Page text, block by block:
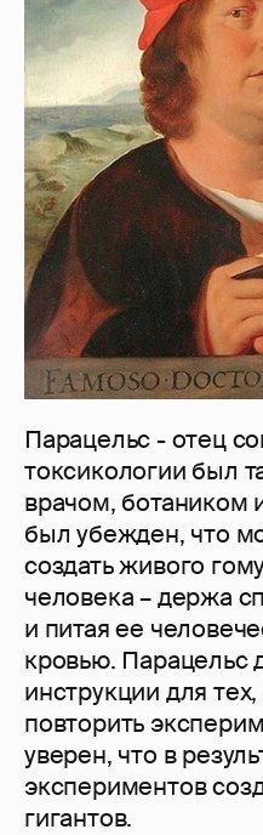
Парацельс - отец
токсикологии был
врачом, ботаником
был убежден, что
создать живого
человека – держа
и питая ее
кровью. Парацельс
инструкции для
повторить
уверен, что в
экспериментов
гигантов.